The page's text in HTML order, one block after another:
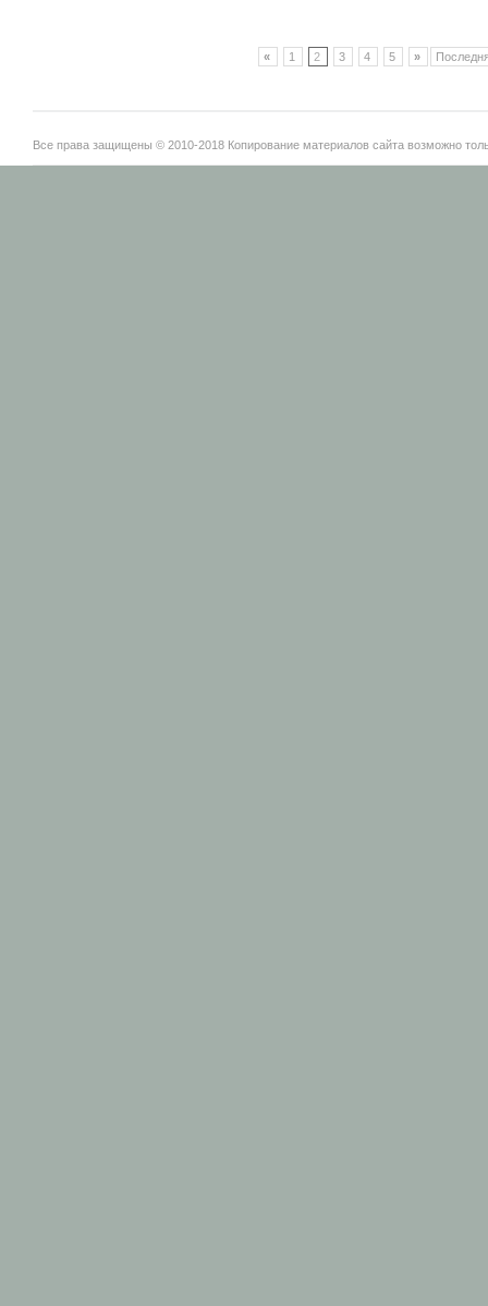
« 1 2 3 4 5 »
Все права защищены © 2010-2018 Копирование материалов сайта возможно